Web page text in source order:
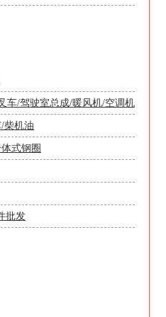
车/驾驶室总成/暖风机/空调机
柴机油
式钢圈
批发